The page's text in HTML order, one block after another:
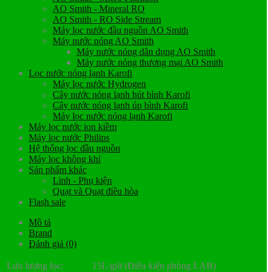
AO Smith - Mineral RO
AO Smith - RO Side Stream
Máy lọc nước đầu nguồn AO Smith
Máy nước nóng AO Smith
Máy nước nóng dân dụng AO Smith
Máy nước nóng thương mại AO Smith
Lọc nước nóng lạnh Karofi
Máy lọc nước Hydrogen
Cây nước nóng lạnh hút bình Karofi
Cây nước nóng lạnh úp bình Karofi
Máy lọc nước nóng lạnh Karofi
Máy lọc nước ion kiềm
Máy lọc nước Philips
Hệ thống lọc đầu nguồn
Máy lọc không khí
Sản phẩm khác
Linh - Phụ kiện
Quạt và Quạt điều hòa
Flash sale
Mô tả
Brand
Đánh giá (0)
Lưu lượng lọc:
15L/giờ (Điều kiện phòng LAB)